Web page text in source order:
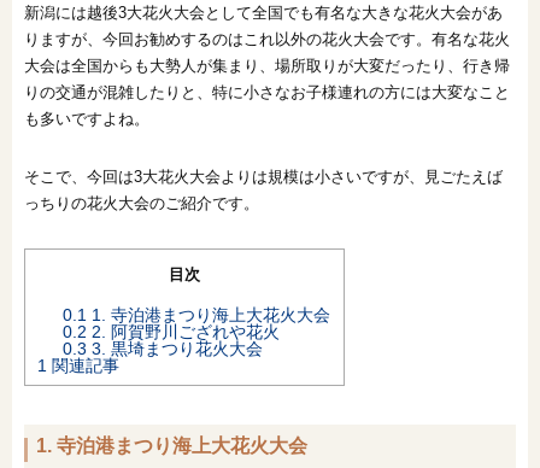
フォトギャラリー
販売中の物件
土地情報
オンライン相談会
新潟には越後3大花火大会として全国でも有名な大きな花火大会があ
りますが、今回お勧めするのはこれ以外の花火大会です。有名な花火
大会は全国からも大勢人が集まり、場所取りが大変だったり、行き帰
りの交通が混雑したりと、特に小さなお子様連れの方には大変なこと
も多いですよね。
そこで、今回は3大花火大会よりは規模は小さいですが、見ごたえば
っちりの花火大会のご紹介です。
目次
0.1 1. 寺泊港まつり海上大花火大会
0.2 2. 阿賀野川ござれや花火
0.3 3. 黒埼まつり花火大会
1 関連記事
1. 寺泊港まつり海上大花火大会